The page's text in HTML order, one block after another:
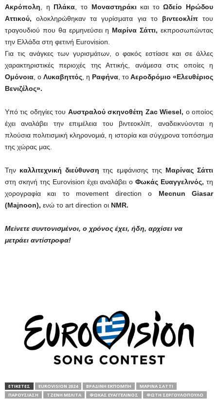
Ακρόπολη, η Πλάκα, το Μοναστηράκικαι τοΩδείο Ηρώδου
Αττικού, ολοκληρώθηκαν τα γυρίσματα για το βιντεοκλίπτου
τραγουδιού που θα ερμηνεύσει η Μαρίνα Σάττι, εκπροσωπώντας
την Ελλάδα στη φετινή Eurovision.
Για τις ανάγκες των γυρισμάτων, ο φακός εστίασε και σε άλλες
χαρακτηριστικές περιοχές της Αττικής, ανάμεσα στις οποίες η
Ομόνοια, ο Λυκαβηττός, η Ραφήνα, τοΑεροδρόμιο «Ελευθέριος
Βενιζέλος».
Υπό τις οδηγίες του Αυστραλού σκηνοθέτη Zac Wiesel, ο οποίος
έχει αναλάβει την επιμέλεια του βιντεοκλίπ, αναδεικνύονται η
πλούσια πολιτισμική κληρονομιά, η ιστορία και σύγχρονα τοπόσημα
της χώρας μας.
Την καλλιτεχνική διεύθυνση της εμφάνισης της Μαρίνας Σάττι
στη σκηνή της Eurovision έχει αναλάβει ο Φωκάς Ευαγγελινός, τη
χορογραφία και το movement direction ο Mecnun Giasar
(Majnoon), ενώ το art direction οι NMR.
Μείνετε συντονισμένοι, ο χρόνος έχει, ήδη, αρχίσει να
μετράει αντίστροφα!
ΕΤΙΚΕΤΕΣ EUROVISION 2024 ΒΡΑΔΙΝΉ ΕΚΠΟΜΠΉ
ΜΑΡΊΝΑ ΣΆΤΤΙ
ΠΑΡΟΥΣΊΑΣΗ
ΤΖΈΝΗ ΜΕΛΙΤΆ ΦΩΚΆΣ ΕΥΑΓΓΕΛΙΝΌΣ ΦΏΤΗ ΣΕΡΓΟΥΛΌΠΟΥΛΟ